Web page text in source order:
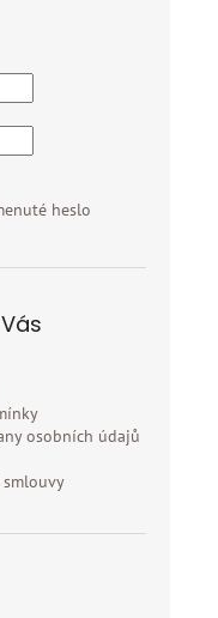
heslo
osobních údajů